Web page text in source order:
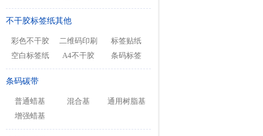
不干胶标签纸其他
彩色不干胶 二维码印刷
标签贴纸
空白标签纸
A4不干胶 条码标签
条码碳带
普通蜡基 混合基
通用树脂基
增强蜡基